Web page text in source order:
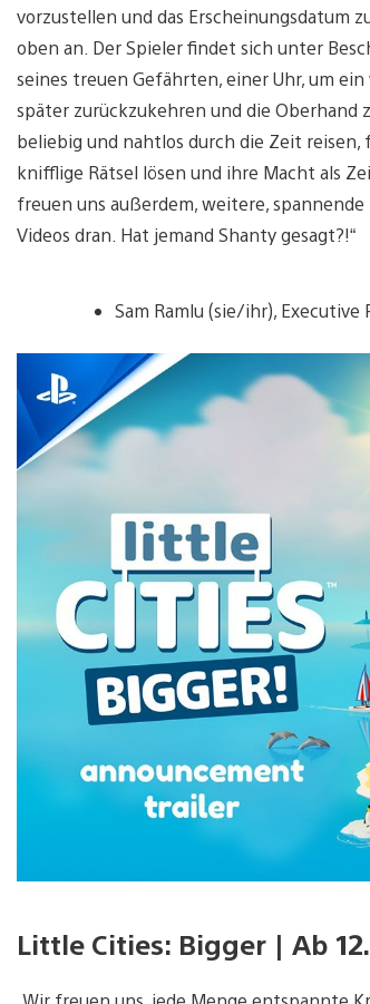
vorzustellen und das Erscheinungsdatum
oben an. Der Spieler findet sich unter
seines treuen Gefährten, einer Uhr, um
später zurückzukehren und die Oberhand
beliebig und nahtlos durch die Zeit
knifflige Rätsel lösen und ihre Macht als
freuen uns außerdem, weitere,
Videos dran. Hat jemand Shanty gesagt?!“
Sam Ramlu (sie/ihr), Executive
Little Cities: Bigger | Ab